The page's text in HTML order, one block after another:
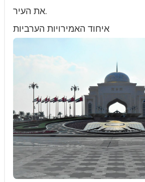
את העיר.
איחוד האמירויות הערביות